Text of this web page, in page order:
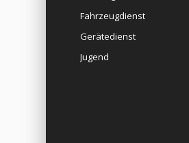
Fahrzeugdienst
Gerätedienst
Jugend